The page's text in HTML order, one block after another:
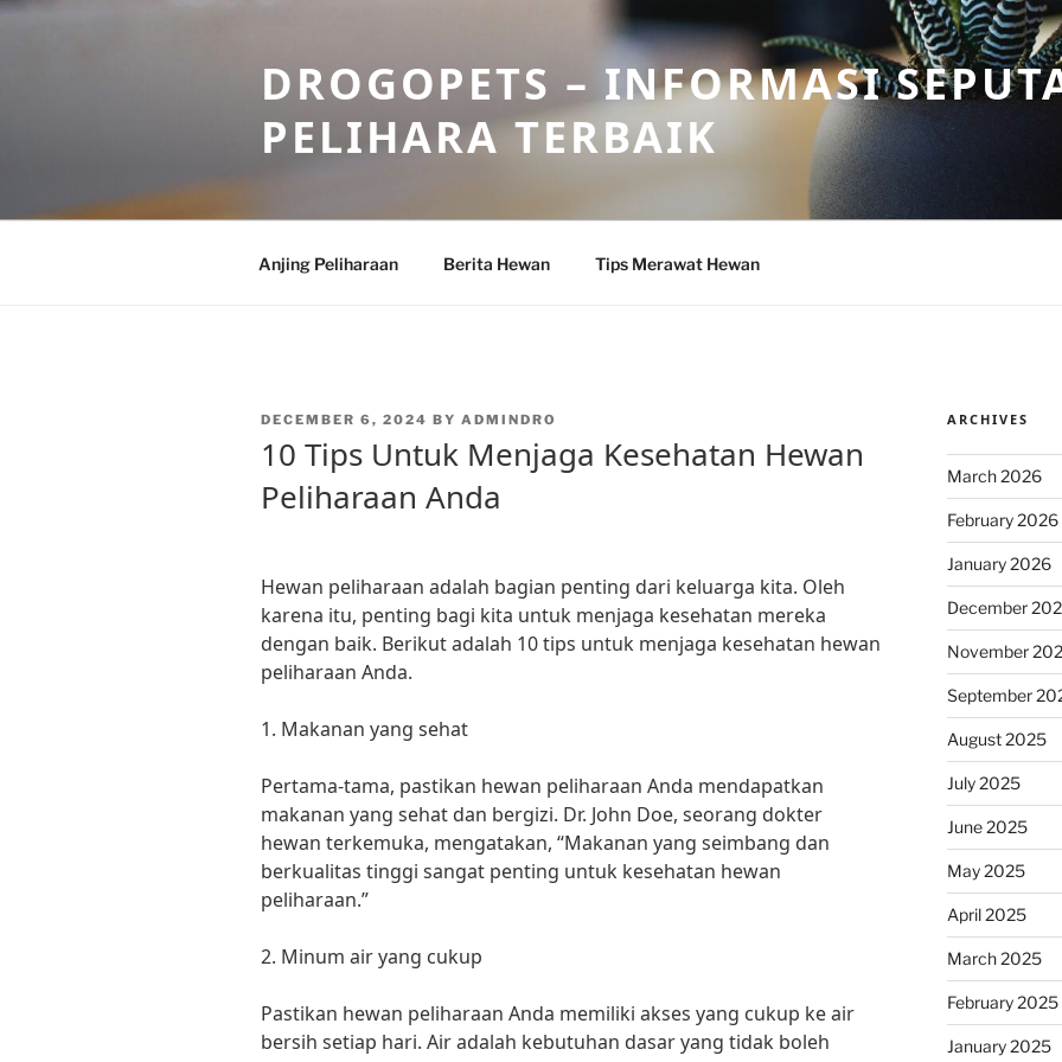
Skip
DROGOPETS – INFORMASI
PELIHARA TERBAIK
Anjing Peliharaan Berita Hewan Tips Merawat Hewan
POSTED
DECEMBER 6, 2024 BY ADMINDRO
10 Tips Untuk Menjaga Kesehatan Hewan
Peliharaan Anda
Hewan peliharaan adalah bagian penting dari keluarga kita. Oleh
karena itu, penting bagi kita untuk menjaga kesehatan mereka
dengan baik. Berikut adalah 10 tips untuk menjaga kesehatan hewan
peliharaan Anda.
1. Makanan yang sehat
Pertama-tama, pastikan hewan peliharaan Anda mendapatkan
makanan yang sehat dan bergizi. Dr. John Doe, seorang dokter
hewan terkemuka, mengatakan, “Makanan yang seimbang dan
berkualitas tinggi sangat penting untuk kesehatan hewan
peliharaan.”
2. Minum air yang cukup
Pastikan hewan peliharaan Anda memiliki akses yang cukup ke air
bersih setiap hari. Air adalah kebutuhan dasar yang tidak boleh
ARCHIVES
March 2026
February 2026
January 2026
December
November
September
August 2025
July 2025
June 2025
May 2025
April 2025
March 2025
February 2025
January 2025